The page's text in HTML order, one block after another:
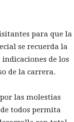
para que la
se recuerda la
de los
de la carrera.
las molestias
todos permita